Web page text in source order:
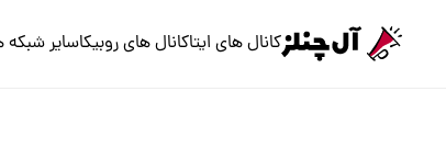
کانال های ایتاکانال های روبیکاسایر شبکه